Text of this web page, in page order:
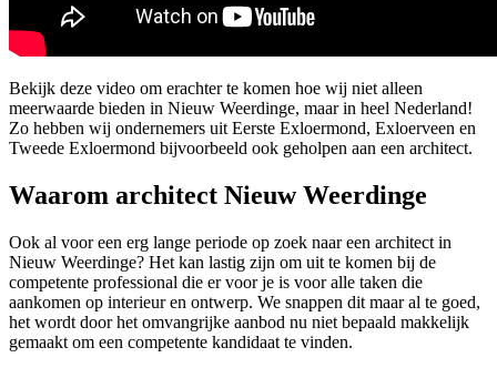
Bekijk deze video om erachter te komen hoe wij niet alleen
meerwaarde bieden in Nieuw Weerdinge, maar in heel Nederland!
Zo hebben wij ondernemers uit Eerste Exloermond, Exloerveen en
Tweede Exloermond bijvoorbeeld ook geholpen aan een architect.
Waarom architect Nieuw Weerdinge
Ook al voor een erg lange periode op zoek naar een architect in
Nieuw Weerdinge? Het kan lastig zijn om uit te komen bij de
competente professional die er voor je is voor alle taken die
aankomen op interieur en ontwerp. We snappen dit maar al te goed,
het wordt door het omvangrijke aanbod nu niet bepaald makkelijk
gemaakt om een competente kandidaat te vinden.